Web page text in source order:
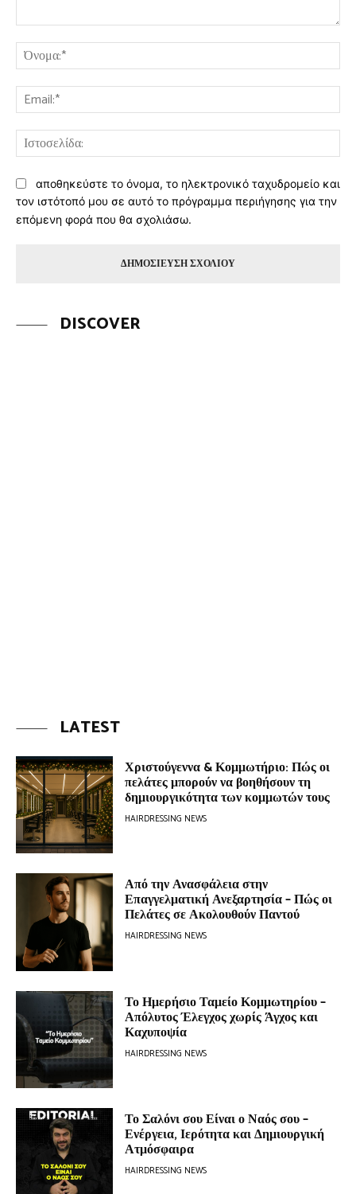
αποθηκεύστε το όνομα, το ηλεκτρονικό ταχυδρομείο και
τον ιστότοπό μου σε αυτό το πρόγραμμα περιήγησης για την
επόμενη φορά που θα σχολιάσω.
DISCOVER
LATEST
Χριστούγεννα & Κομμωτήριο: Πώς οι
πελάτες μπορούν να βοηθήσουν τη
δημιουργικότητα των κομμωτών τους
HAIRDRESSING NEWS
Από την Ανασφάλεια στην
Επαγγελματική Ανεξαρτησία – Πώς οι
Πελάτες σε Ακολουθούν Παντού
HAIRDRESSING NEWS
Το Ημερήσιο Ταμείο Κομμωτηρίου –
Απόλυτος Έλεγχος χωρίς Άγχος και
Καχυποψία
HAIRDRESSING NEWS
Το Σαλόνι σου Είναι ο Ναός σου –
Ενέργεια, Ιερότητα και Δημιουργική
Ατμόσφαιρα
HAIRDRESSING NEWS